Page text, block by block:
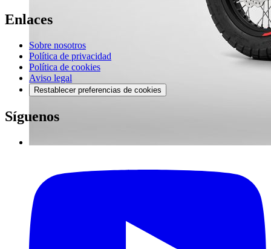
Enlaces
Sobre nosotros
Política de privacidad
Política de cookies
Aviso legal
Restablecer preferencias de cookies
Síguenos